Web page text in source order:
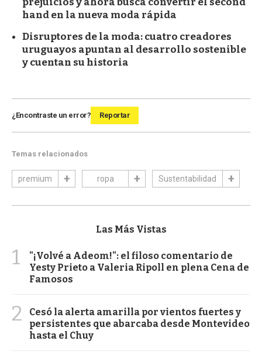
hand en la nueva moda rápida
Disruptores de la moda: cuatro creadores
uruguayos apuntan al desarrollo sostenible
y cuentan su historia
¿Encontraste un error? Reportar
Temas relacionados
premium ropa Sustentabilidad
Las Más Vistas
1
"¡Volvé a Adeom!": el filoso comentario de
Yesty Prieto a Valeria Ripoll en plena Cena de
Famosos
2
Cesó la alerta amarilla por vientos fuertes y
persistentes que abarcaba desde Montevideo
hasta el Chuy